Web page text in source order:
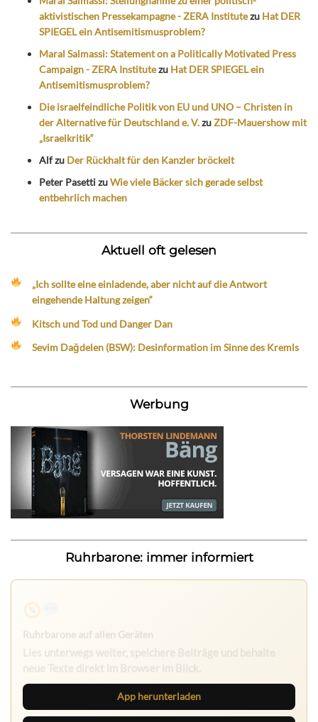
aktivistischen Pressekampagne - ZERA Institutezu Hat DER
SPIEGEL ein Antisemitismusproblem?
Maral Salmassi: Statement on a Politically Motivated Press
Campaign - ZERA Institutezu Hat DER SPIEGEL ein
Antisemitismusproblem?
Die israelfeindliche Politik von EU und UNO – Christen in
der Alternative für Deutschland e. V.zuZDF-Mauershow mit
„Israelkritik“
Alfzu Der Rückhalt für den Kanzler bröckelt
Peter PasettizuWie viele Bäcker sich gerade selbst
entbehrlich machen
Aktuell oft gelesen
„Ich sollte eine einladende, aber nicht auf die Antwort
eingehende Haltung zeigen“
Kitsch und Tod und Danger Dan
Sevim Dağdelen (BSW): Desinformation im Sinne des Kremls
Werbung
Ruhrbarone: immer informiert
App herunterladen